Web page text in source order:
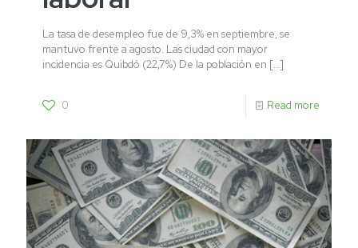
La tasa de desempleo fue de 9,3% en septiembre, se
mantuvo frente a agosto. Las ciudad con mayor
incidencia es Quibdó (22,7%) De la población en […]
0 Read more